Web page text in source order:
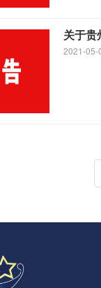
关于贵
2021-05-